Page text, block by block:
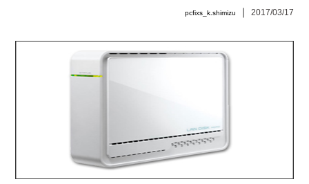
pcfixs_k.shimizu ｜ 2017/03/17